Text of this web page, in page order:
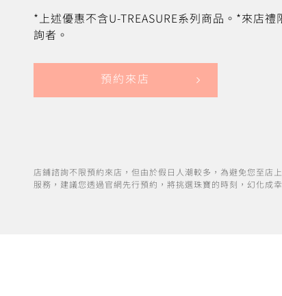
*上述優惠不含U-TREASURE系列商品。*來店
詢者。
預約來店
店鋪諮詢不限預約來店，但由於假日人潮較多，為避免您至店
服務，建議您透過官網先行預約，將挑選珠寶的時刻，幻化成